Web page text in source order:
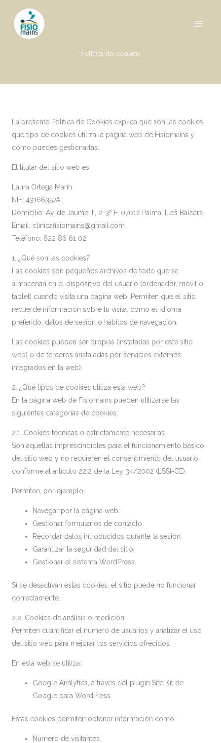
contenido
Política de cookies
La presente Política de Cookies explica qué son las cookies,
qué tipo de cookies utiliza la página web de Fisiomains y
cómo puedes gestionarlas.
El titular del sitio web es:
Laura Ortega Marín
NIF: 43166357A
Domicilio: Av. de Jaume III, 2-3º F, 07012 Palma, Illes Balears
Email: clinicafisiomains@gmail.com
Teléfono: 622 86 61 02
1. ¿Qué son las cookies?
Las cookies son pequeños archivos de texto que se
almacenan en el dispositivo del usuario (ordenador, móvil o
tablet) cuando visita una página web. Permiten que el sitio
recuerde información sobre tu visita, como el idioma
preferido, datos de sesión o hábitos de navegación.
Las cookies pueden ser propias (instaladas por este sitio
web) o de terceros (instaladas por servicios externos
integrados en la web).
2. ¿Qué tipos de cookies utiliza esta web?
En la página web de Fisiomains pueden utilizarse las
siguientes categorías de cookies:
2.1. Cookies técnicas o estrictamente necesarias
Son aquellas imprescindibles para el funcionamiento básico
del sitio web y no requieren el consentimiento del usuario,
conforme al artículo 22.2 de la Ley 34/2002 (LSSI-CE).
Permiten, por ejemplo:
Navegar por la página web.
Gestionar formularios de contacto.
Recordar datos introducidos durante la sesión.
Garantizar la seguridad del sitio.
Gestionar el sistema WordPress.
Si se desactivan estas cookies, el sitio puede no funcionar
correctamente.
2.2. Cookies de análisis o medición
Permiten cuantificar el número de usuarios y analizar el uso
del sitio web para mejorar los servicios ofrecidos.
En esta web se utiliza:
Google Analytics, a través del plugin Site Kit de
Google para WordPress.
Estas cookies permiten obtener información como:
Número de visitantes.